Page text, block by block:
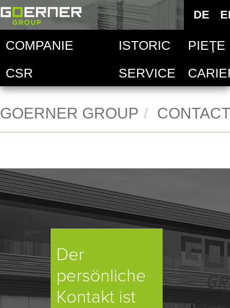
DE
COMPANIE ISTORIC
PIEŢE
CSR SERVICE
GOERNER GROUP CONTACT